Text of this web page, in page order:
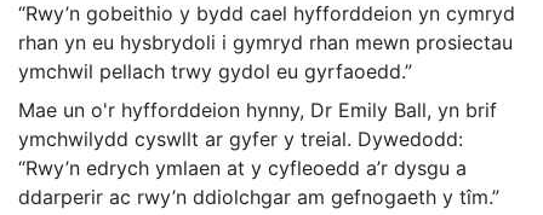
“Rwy’n gobeithio y bydd cael hyfforddeion yn cymryd
rhan yn eu hysbrydoli i gymryd rhan mewn prosiectau
ymchwil pellach trwy gydol eu gyrfaoedd.”
Mae un o'r hyfforddeion hynny, Dr Emily Ball, yn brif
ymchwilydd cyswllt ar gyfer y treial. Dywedodd:
“Rwy’n edrych ymlaen at y cyfleoedd a’r dysgu a
ddarperir ac rwy’n ddiolchgar am gefnogaeth y tîm.”